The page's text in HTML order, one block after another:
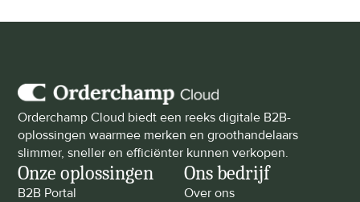
Orderchamp Cloud biedt een reeks digitale B2B-
oplossingen waarmee merken en groothandelaars
slimmer, sneller en efficiënter kunnen verkopen.
Onze oplossingen
B2B Portal
Ons bedrijf
Over ons